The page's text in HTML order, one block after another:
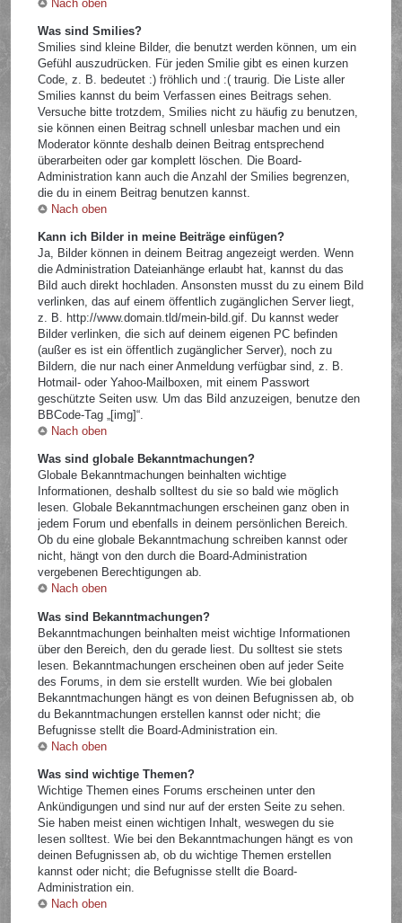
Nach oben
Was sind Smilies?
Smilies sind kleine Bilder, die benutzt werden können, um ein
Gefühl auszudrücken. Für jeden Smilie gibt es einen kurzen
Code, z. B. bedeutet :) fröhlich und :( traurig. Die Liste aller
Smilies kannst du beim Verfassen eines Beitrags sehen.
Versuche bitte trotzdem, Smilies nicht zu häufig zu benutzen,
sie können einen Beitrag schnell unlesbar machen und ein
Moderator könnte deshalb deinen Beitrag entsprechend
überarbeiten oder gar komplett löschen. Die Board-
Administration kann auch die Anzahl der Smilies begrenzen,
die du in einem Beitrag benutzen kannst.
Nach oben
Kann ich Bilder in meine Beiträge einfügen?
Ja, Bilder können in deinem Beitrag angezeigt werden. Wenn
die Administration Dateianhänge erlaubt hat, kannst du das
Bild auch direkt hochladen. Ansonsten musst du zu einem Bild
verlinken, das auf einem öffentlich zugänglichen Server liegt,
z. B. http://www.domain.tld/mein-bild.gif. Du kannst weder
Bilder verlinken, die sich auf deinem eigenen PC befinden
(außer es ist ein öffentlich zugänglicher Server), noch zu
Bildern, die nur nach einer Anmeldung verfügbar sind, z. B.
Hotmail- oder Yahoo-Mailboxen, mit einem Passwort
geschützte Seiten usw. Um das Bild anzuzeigen, benutze den
BBCode-Tag „[img]“.
Nach oben
Was sind globale Bekanntmachungen?
Globale Bekanntmachungen beinhalten wichtige
Informationen, deshalb solltest du sie so bald wie möglich
lesen. Globale Bekanntmachungen erscheinen ganz oben in
jedem Forum und ebenfalls in deinem persönlichen Bereich.
Ob du eine globale Bekanntmachung schreiben kannst oder
nicht, hängt von den durch die Board-Administration
vergebenen Berechtigungen ab.
Nach oben
Was sind Bekanntmachungen?
Bekanntmachungen beinhalten meist wichtige Informationen
über den Bereich, den du gerade liest. Du solltest sie stets
lesen. Bekanntmachungen erscheinen oben auf jeder Seite
des Forums, in dem sie erstellt wurden. Wie bei globalen
Bekanntmachungen hängt es von deinen Befugnissen ab, ob
du Bekanntmachungen erstellen kannst oder nicht; die
Befugnisse stellt die Board-Administration ein.
Nach oben
Was sind wichtige Themen?
Wichtige Themen eines Forums erscheinen unter den
Ankündigungen und sind nur auf der ersten Seite zu sehen.
Sie haben meist einen wichtigen Inhalt, weswegen du sie
lesen solltest. Wie bei den Bekanntmachungen hängt es von
deinen Befugnissen ab, ob du wichtige Themen erstellen
kannst oder nicht; die Befugnisse stellt die Board-
Administration ein.
Nach oben